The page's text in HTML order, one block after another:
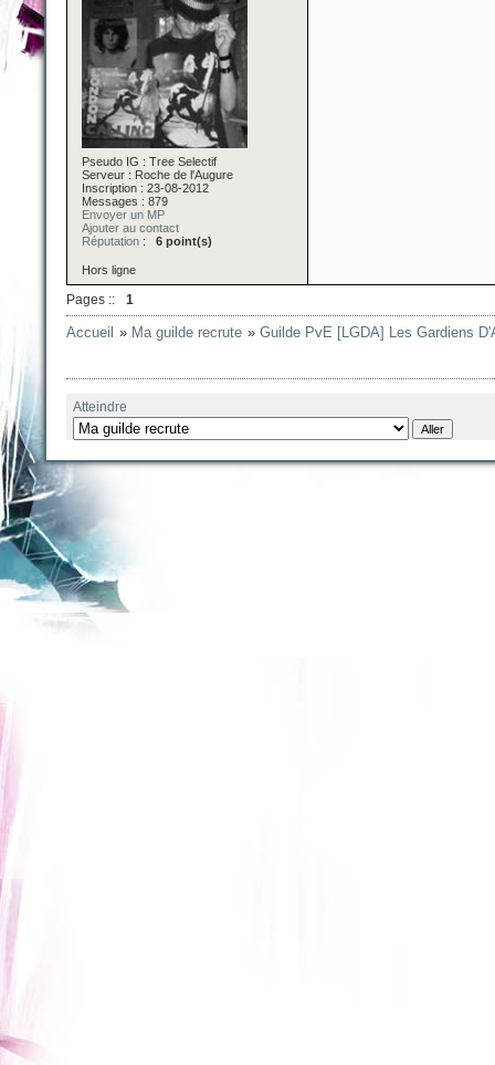
Pseudo IG : Tree Selectif
Serveur : Roche de l'Augure
Inscription : 23-08-2012
Messages : 879
Envoyer un MP
Ajouter au contact
Réputation : 6 point(s)
Hors ligne
Pages :: 1
Accueil » Ma guilde recrute »Guilde PvE [LGDA] Les Gardiens
Atteindre